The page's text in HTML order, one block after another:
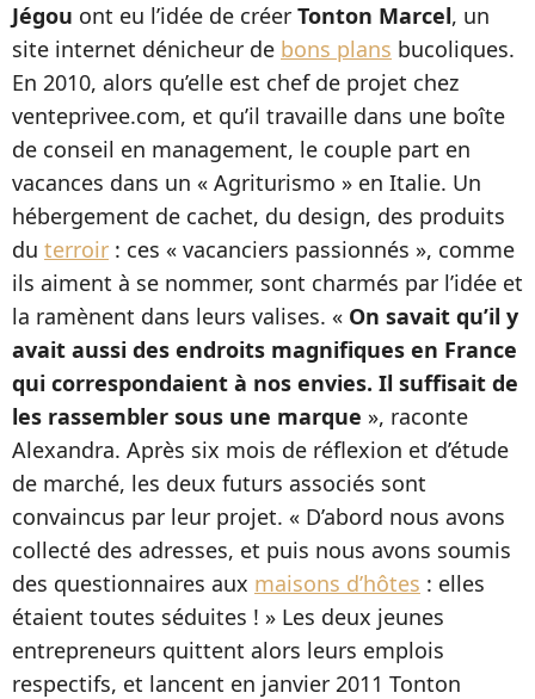
Jégou ont eu l’idée de créer Tonton Marcel, un
site internet dénicheur de bons plans bucoliques.
En 2010, alors qu’elle est chef de projet chez
venteprivee.com, et qu’il travaille dans une boîte
de conseil en management, le couple part en
vacances dans un « Agriturismo » en Italie. Un
hébergement de cachet, du design, des produits
du terroir : ces « vacanciers passionnés », comme
ils aiment à se nommer, sont charmés par l’idée et
la ramènent dans leurs valises. « On savait qu’il y
avait aussi des endroits magnifiques en France
qui correspondaient à nos envies. Il suffisait de
les rassembler sous une marque », raconte
Alexandra. Après six mois de réflexion et d’étude
de marché, les deux futurs associés sont
convaincus par leur projet. « D’abord nous avons
collecté des adresses, et puis nous avons soumis
des questionnaires aux maisons d’hôtes : elles
étaient toutes séduites ! » Les deux jeunes
entrepreneurs quittent alors leurs emplois
respectifs, et lancent en janvier 2011 Tonton